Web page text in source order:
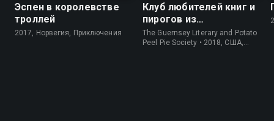
Эспен в королевстве
троллей
2017, Норвегия, Приключения
Клуб любителей книг и
пирогов из
картофельных
очистков
The Guernsey Literary and Potato
Peel Pie Society • 2018, США,